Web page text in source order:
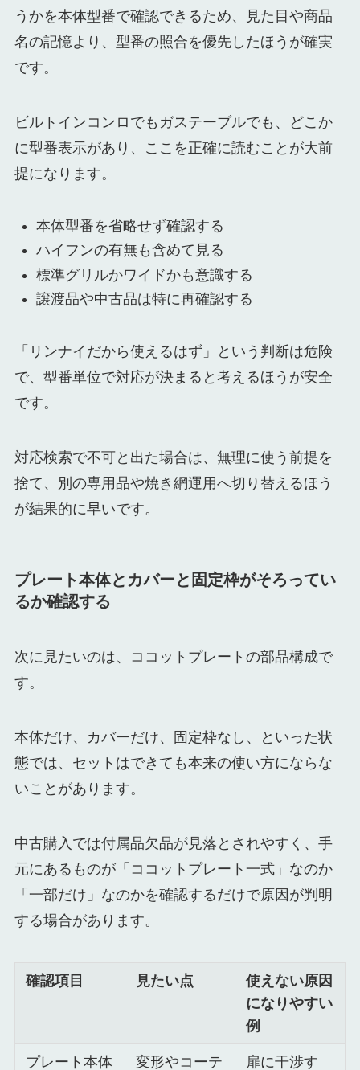
うかを本体型番で確認できるため、見た目や商品
名の記憶より、型番の照合を優先したほうが確実
です。
ビルトインコンロでもガステーブルでも、どこか
に型番表示があり、ここを正確に読むことが大前
提になります。
本体型番を省略せず確認する
ハイフンの有無も含めて見る
標準グリルかワイドかも意識する
譲渡品や中古品は特に再確認する
「リンナイだから使えるはず」という判断は危険
で、型番単位で対応が決まると考えるほうが安全
です。
対応検索で不可と出た場合は、無理に使う前提を
捨て、別の専用品や焼き網運用へ切り替えるほう
が結果的に早いです。
プレート本体とカバーと固定枠がそろってい
るか確認する
次に見たいのは、ココットプレートの部品構成で
す。
本体だけ、カバーだけ、固定枠なし、といった状
態では、セットはできても本来の使い方にならな
いことがあります。
中古購入では付属品欠品が見落とされやすく、手
元にあるものが「ココットプレート一式」なのか
「一部だけ」なのかを確認するだけで原因が判明
する場合があります。
確認項目 見たい点
使えない原因
になりやすい
例
プレート本体 変形やコーテ 扉に干渉す